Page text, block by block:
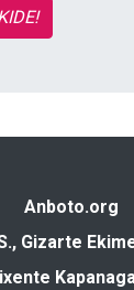
Anboto.org
Gizarte